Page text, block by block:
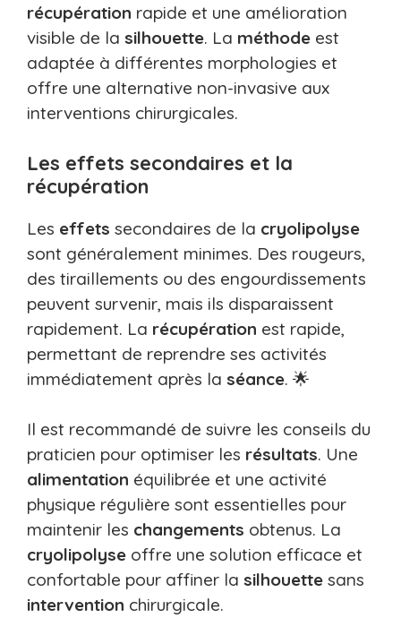
récupération rapide et une amélioration
visible de la silhouette. La méthode est
adaptée à différentes morphologies et
offre une alternative non-invasive aux
interventions chirurgicales.
Les effets secondaires et la
récupération
Les effets secondaires de la cryolipolyse
sont généralement minimes. Des rougeurs,
des tiraillements ou des engourdissements
peuvent survenir, mais ils disparaissent
rapidement. La récupération est rapide,
permettant de reprendre ses activités
immédiatement après la séance. 🌟
Il est recommandé de suivre les conseils du
praticien pour optimiser les résultats. Une
alimentation équilibrée et une activité
physique régulière sont essentielles pour
maintenir les changements obtenus. La
cryolipolyse offre une solution efficace et
confortable pour affiner la silhouette sans
intervention chirurgicale.